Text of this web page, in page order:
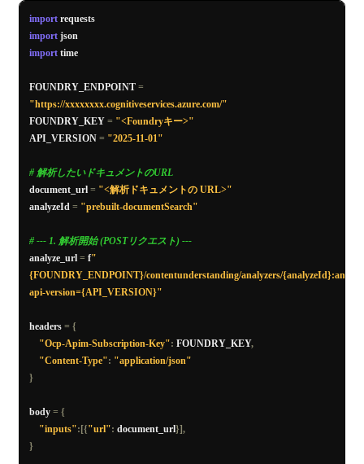
import
requests
import
json
import time
FOUNDRY_ENDPOINT =
"https://xxxxxxxx.cognitiveservices.azure.com/"
FOUNDRY_KEY = "<Foundryキー>"
API_VERSION = "2025-11-01"
# 解析したいドキュメントのURL
document_url = "<解析ドキュメントの URL>"
analyzeId = "prebuilt-documentSearch"
# --- 1. 解析開始 (POSTリクエスト) ---
analyze_url = f"
{FOUNDRY_ENDPOINT}/contentunderstanding/analyzers/
api-version={API_VERSION}"
headers = {
"Ocp-Apim-Subscription-Key": FOUNDRY_KEY,
"Content-Type": "application/json"
}
body = {
"inputs":[{"url": document_url}],
}